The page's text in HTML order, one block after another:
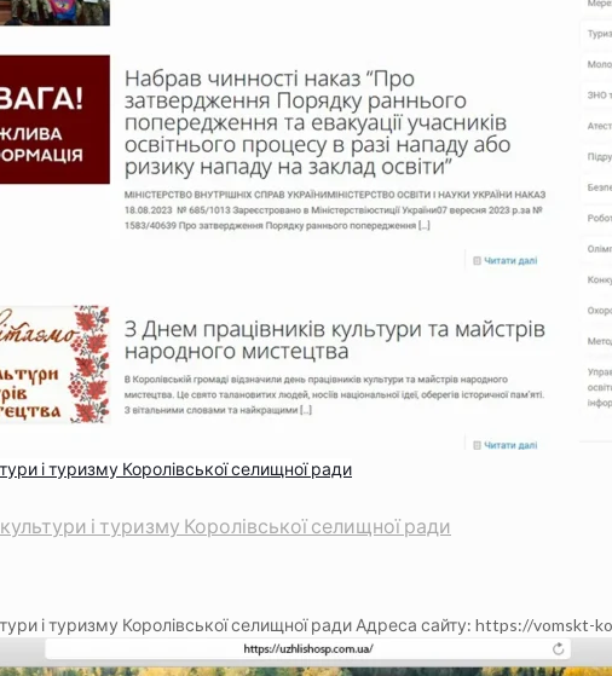
і туризму Королівської селищної ради
і туризму Королівської селищної ради
і туризму Королівської селищної ради Адреса сайту: https://vomskt-